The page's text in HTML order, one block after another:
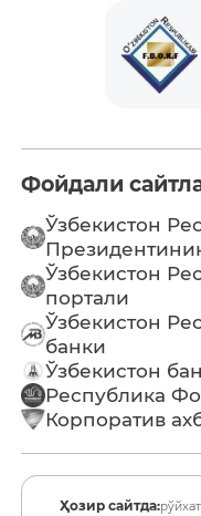
Фойдали
Ўзбекистон
Ўзбекистон
портали
Ўзбекистон
банки
Ўзбекистон
Республика
Корпоратив
Ҳозир сайтда: